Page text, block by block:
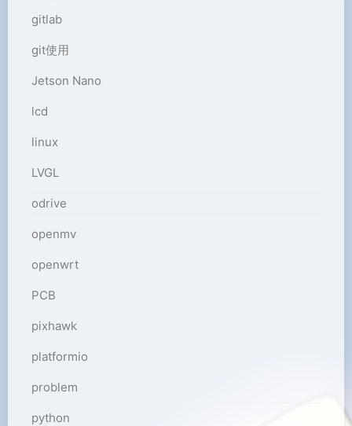
gitlab
git使用
Jetson Nano
lcd
linux
LVGL
odrive
openmv
openwrt
PCB
pixhawk
platformio
problem
python